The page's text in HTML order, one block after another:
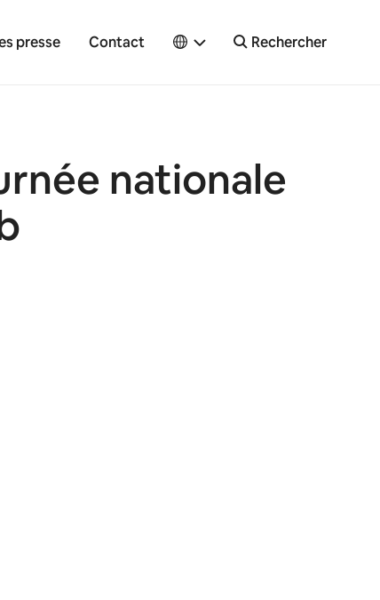
presse Contact Rechercher
nationale